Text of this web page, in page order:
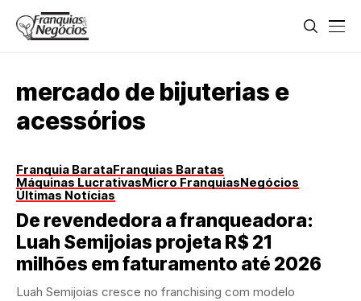
mercado de bijuterias e
acessórios
Franquia BarataFranquias Baratas
Máquinas LucrativasMicro FranquiasNegócios
Últimas Notícias
De revendedora a franqueadora:
Luah Semijoias projeta R$ 21
milhões em faturamento até 2026
Luah Semijoias cresce no franchising com modelo